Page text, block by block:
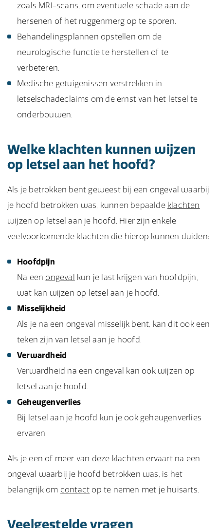
zoals MRI-scans, om eventuele schade aan de
hersenen of het ruggenmerg op te sporen.
Behandelingsplannen opstellen om de
neurologische functie te herstellen of te
verbeteren.
Medische getuigenissen verstrekken in
letselschadeclaims om de ernst van het letsel te
onderbouwen.
Welke klachten kunnen wijzen
op letsel aan het hoofd?
Als je betrokken bent geweest bij een ongeval waarbij
je hoofd betrokken was, kunnen bepaalde klachten
wijzen op letsel aan je hoofd. Hier zijn enkele
veelvoorkomende klachten die hierop kunnen duiden:
Hoofdpijn
Na een ongeval kun je last krijgen van hoofdpijn,
wat kan wijzen op letsel aan je hoofd.
Misselijkheid
Als je na een ongeval misselijk bent, kan dit ook een
teken zijn van letsel aan je hoofd.
Verwardheid
Verwardheid na een ongeval kan ook wijzen op
letsel aan je hoofd.
Geheugenverlies
Bij letsel aan je hoofd kun je ook geheugenverlies
ervaren.
Als je een of meer van deze klachten ervaart na een
ongeval waarbij je hoofd betrokken was, is het
belangrijk om contact op te nemen met je huisarts.
Veelgestelde vragen